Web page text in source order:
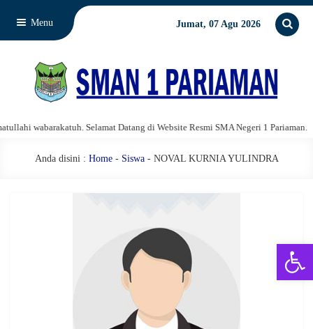
Menu Jumat, 07 Agu 2026
wabarakatuh. Selamat Datang di Website Resmi SMA Negeri 1 Pariaman.
Anda disini : Home- Siswa- NOVAL KURNIA YULINDRA